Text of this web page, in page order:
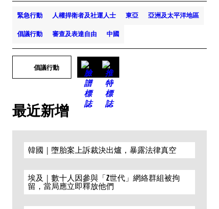
緊急行動 人權捍衛者及社運人士 東亞 亞洲及太平洋地區
倡議行動 審查及表達自由 中國
倡議行動
最近新增
韓國｜墮胎案上訴裁決出爐，暴露法律真空
埃及｜數十人因參與「Z世代」網絡群組被拘
留，當局應立即釋放他們